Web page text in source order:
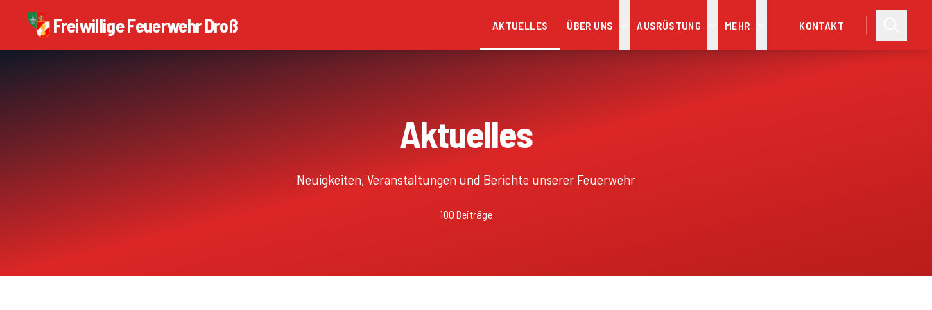
Freiwillige Feuerwehr Droß AKTUELLES ÜBER UNS AUSRÜSTUNG MEHR KONTAKT
Aktuelles
Neuigkeiten, Veranstaltungen und Berichte unserer Feuerwehr
100 Beiträge